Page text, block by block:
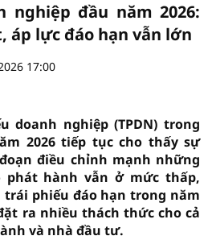
nghiệp đầu năm 2026:
áp lực đáo hạn vẫn lớn
17:00
doanh nghiệp (TPDN) trong
2026 tiếp tục cho thấy sự
điều chỉnh mạnh những
phát hành vẫn ở mức thấp,
phiếu đáo hạn trong năm
ra nhiều thách thức cho cả
và nhà đầu tư.